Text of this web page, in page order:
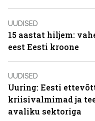
UUDISED
15 aastat hiljem:
eest Eesti kroone
UUDISED
Uuring: Eesti
kriisivalmimad ja
avaliku sektoriga